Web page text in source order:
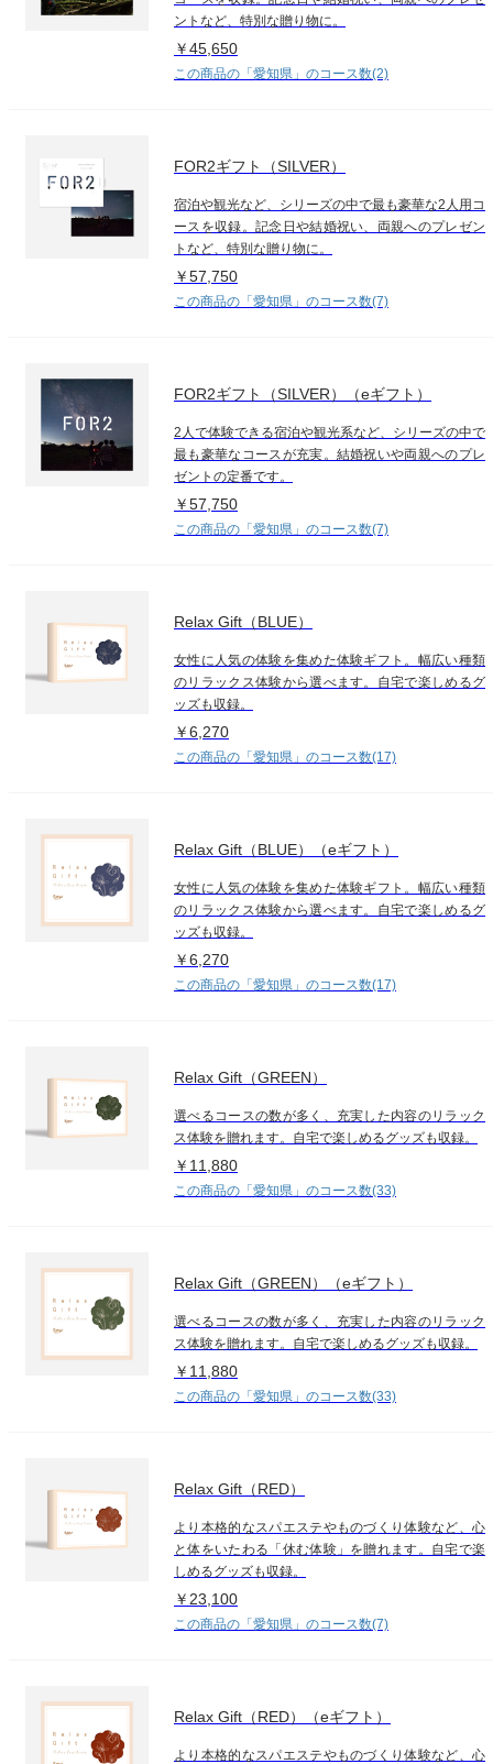
ントなど、特別な贈り物に。
￥45,650
この商品の「愛知県」のコース数(2)
FOR2ギフト（SILVER）
宿泊や観光など、シリーズの中で最も豪華な2人用コ
ースを収録。記念日や結婚祝い、両親へのプレゼン
トなど、特別な贈り物に。
￥57,750
この商品の「愛知県」のコース数(7)
FOR2ギフト（SILVER）（eギフト）
2人で体験できる宿泊や観光系など、シリーズの中で
最も豪華なコースが充実。結婚祝いや両親へのプレ
ゼントの定番です。
￥57,750
この商品の「愛知県」のコース数(7)
Relax Gift（BLUE）
女性に人気の体験を集めた体験ギフト。幅広い種類
のリラックス体験から選べます。自宅で楽しめるグ
ッズも収録。
￥6,270
この商品の「愛知県」のコース数(17)
Relax Gift（BLUE）（eギフト）
女性に人気の体験を集めた体験ギフト。幅広い種類
のリラックス体験から選べます。自宅で楽しめるグ
ッズも収録。
￥6,270
この商品の「愛知県」のコース数(17)
Relax Gift（GREEN）
選べるコースの数が多く、充実した内容のリラック
ス体験を贈れます。自宅で楽しめるグッズも収録。
￥11,880
この商品の「愛知県」のコース数(33)
Relax Gift（GREEN）（eギフト）
選べるコースの数が多く、充実した内容のリラック
ス体験を贈れます。自宅で楽しめるグッズも収録。
￥11,880
この商品の「愛知県」のコース数(33)
Relax Gift（RED）
より本格的なスパエステやものづくり体験など、心
と体をいたわる「休む体験」を贈れます。自宅で楽
しめるグッズも収録。
￥23,100
この商品の「愛知県」のコース数(7)
Relax Gift（RED）（eギフト）
より本格的なスパエステやものづくり体験など、心